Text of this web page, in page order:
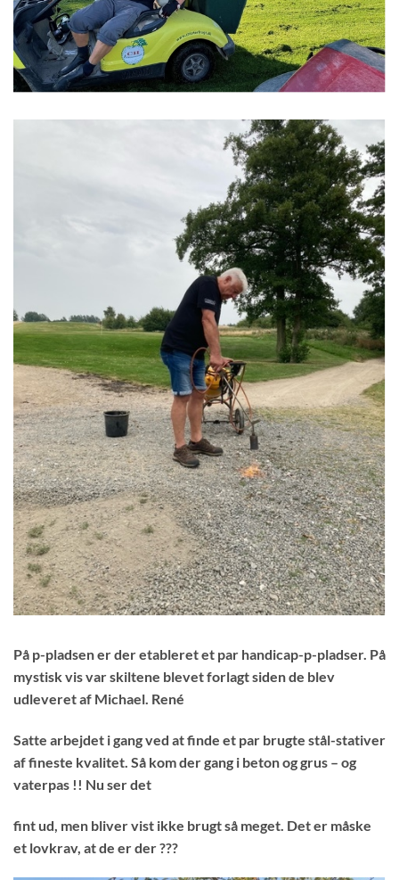
På p-pladsen er der etableret et par handicap-p-pladser. På
mystisk vis var skiltene blevet forlagt siden de blev
udleveret af Michael. René
Satte arbejdet i gang ved at finde et par brugte stål-stativer
af fineste kvalitet. Så kom der gang i beton og grus – og
vaterpas !! Nu ser det
fint ud, men bliver vist ikke brugt så meget. Det er måske
et lovkrav, at de er der ???